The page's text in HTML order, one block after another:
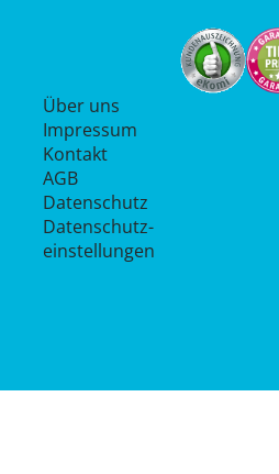
Über uns
Impressum
Kontakt
AGB
Datenschutz
Datenschutz­
einstellungen